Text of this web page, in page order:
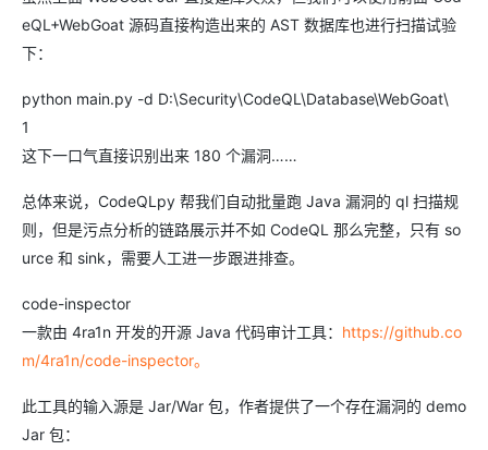
eQL+WebGoat 源码直接构造出来的 AST 数据库也进行扫描试验
下：
python main.py -d D:\Security\CodeQL\Database\WebGoat\
1
这下一口气直接识别出来 180 个漏洞……
总体来说，CodeQLpy 帮我们自动批量跑 Java 漏洞的 ql 扫描规
则，但是污点分析的链路展示并不如 CodeQL 那么完整，只有 so
urce 和 sink，需要人工进一步跟进排查。
code-inspector
一款由 4ra1n 开发的开源 Java 代码审计工具： https://github.co
m/4ra1n/code-inspector。
此工具的输入源是 Jar/War 包，作者提供了一个存在漏洞的 demo
Jar 包：